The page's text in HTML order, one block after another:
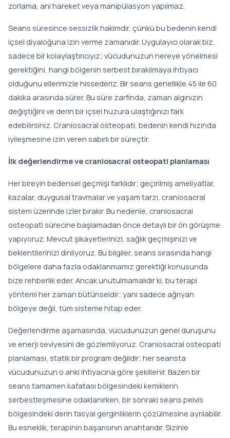
zorlama, ani hareket veya manipülasyon yapılmaz.
Seans süresince sessizlik hakimdir, çünkü bu bedenin kendi
içsel diyaloğuna izin verme zamanıdır. Uygulayıcı olarak biz,
sadece bir kolaylaştırıcıyız; vücudunuzun nereye yönelmesi
gerektiğini, hangi bölgenin serbest bırakılmaya ihtiyacı
olduğunu ellerimizle hissederiz. Bir seans genellikle 45 ile 60
dakika arasında sürer. Bu süre zarfında, zaman algınızın
değiştiğini ve derin bir içsel huzura ulaştığınızı fark
edebilirsiniz. Craniosacral osteopati, bedenin kendi hızında
iyileşmesine izin veren sabırlı bir süreçtir.
İlk değerlendirme ve craniosacral osteopati planlaması
Her bireyin bedensel geçmişi farklıdır; geçirilmiş ameliyatlar,
kazalar, duygusal travmalar ve yaşam tarzı, craniosacral
sistem üzerinde izler bırakır. Bu nedenle, craniosacral
osteopati sürecine başlamadan önce detaylı bir ön görüşme
yapıyoruz. Mevcut şikayetlerinizi, sağlık geçmişinizi ve
beklentilerinizi dinliyoruz. Bu bilgiler, seans sırasında hangi
bölgelere daha fazla odaklanmamız gerektiği konusunda
bize rehberlik eder. Ancak unutulmamalıdır ki, bu terapi
yöntemi her zaman bütünseldir; yani sadece ağrıyan
bölgeye değil, tüm sisteme hitap eder.
Değerlendirme aşamasında, vücudunuzun genel duruşunu
ve enerji seviyesini de gözlemliyoruz. Craniosacral osteopati
planlaması, statik bir program değildir; her seansta
vücudunuzun o anki ihtiyacına göre şekillenir. Bazen bir
seans tamamen kafatası bölgesindeki kemiklerin
serbestleşmesine odaklanırken, bir sonraki seans pelvis
bölgesindeki derin fasyal gerginliklerin çözülmesine ayrılabilir.
Bu esneklik, terapinin başarısının anahtarıdır. Sizinle